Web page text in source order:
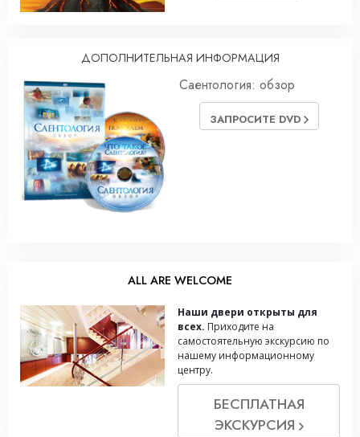
ДОПОЛНИТЕЛЬНАЯ ИНФОРМАЦИЯ
Саентология: обзор
ЗАПРОСИТЕ DVD
ALL ARE WELCOME
Наши двери открыты для
всех. Приходите на
самостоятельную экскурсию по
нашему информационному
центру.
БЕСПЛАТНАЯ
ЭКСКУРСИЯ